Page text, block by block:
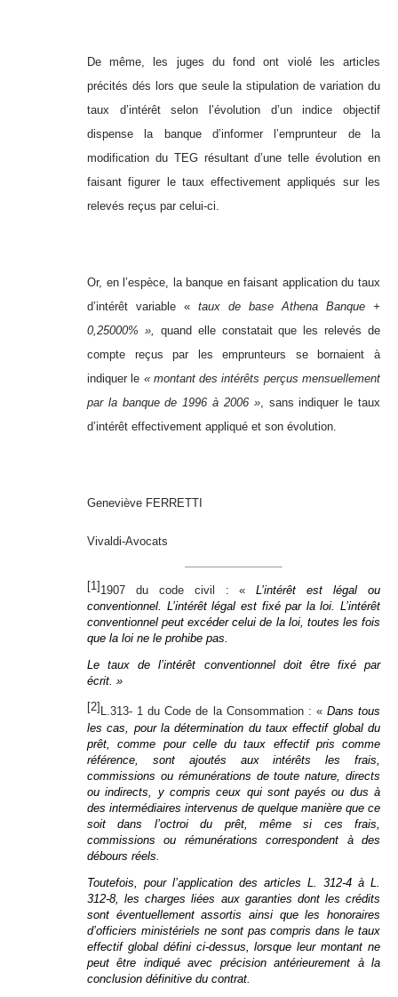
De même, les juges du fond ont violé les articles
précités dés lors que seule la stipulation de variation du
taux d’intérêt selon l’évolution d’un indice objectif
dispense la banque d’informer l’emprunteur de la
modification du TEG résultant d’une telle évolution en
faisant figurer le taux effectivement appliqués sur les
relevés reçus par celui-ci.
Or, en l’espèce, la banque en faisant application du taux
d’intérêt variable « taux de base Athena Banque +
0,25000% », quand elle constatait que les relevés de
compte reçus par les emprunteurs se bornaient à
indiquer le « montant des intérêts perçus mensuellement
par la banque de 1996 à 2006 », sans indiquer le taux
d’intérêt effectivement appliqué et son évolution.
Geneviève FERRETTI
Vivaldi-Avocats
[1] 1907 du code civil : «L’intérêt est légal ou
conventionnel. L’intérêt légal est fixé par la loi. L’intérêt
conventionnel peut excéder celui de la loi, toutes les fois
que la loi ne le prohibe pas.
Le taux de l’intérêt conventionnel doit être fixé par
écrit. »
[2] L.313- 1 du Code de la Consommation : « Dans tous
les cas, pour la détermination du taux effectif global du
prêt, comme pour celle du taux effectif pris comme
référence, sont ajoutés aux intérêts les frais,
commissions ou rémunérations de toute nature, directs
ou indirects, y compris ceux qui sont payés ou dus à
des intermédiaires intervenus de quelque manière que ce
soit dans l’octroi du prêt, même si ces frais,
commissions ou rémunérations correspondent à des
débours réels.
Toutefois, pour l’application des articles L. 312-4 à L.
312-8, les charges liées aux garanties dont les crédits
sont éventuellement assortis ainsi que les honoraires
d’officiers ministériels ne sont pas compris dans le taux
effectif global défini ci-dessus, lorsque leur montant ne
peut être indiqué avec précision antérieurement à la
conclusion définitive du contrat.